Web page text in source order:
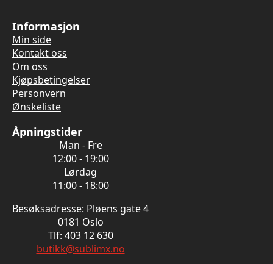
Informasjon
Min side
Kontakt oss
Om oss
Kjøpsbetingelser
Personvern
Ønskeliste
Åpningstider
Man - Fre
12:00 - 19:00
Lørdag
11:00 - 18:00
Besøksadresse: Pløens gate 4
0181 Oslo
Tlf: 403 12 630
butikk@sublimx.no